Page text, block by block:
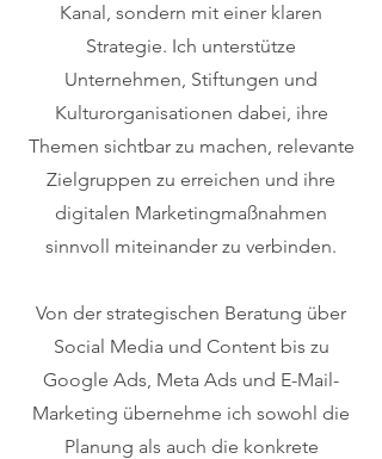
Kanal, sondern mit einer klaren
Strategie. Ich unterstütze
Unternehmen, Stiftungen und
Kulturorganisationen dabei, ihre
Themen sichtbar zu machen, relevante
Zielgruppen zu erreichen und ihre
digitalen Marketingmaßnahmen
sinnvoll miteinander zu verbinden.
Von der strategischen Beratung über
Social Media und Content bis zu
Google Ads, Meta Ads und E-Mail-
Marketing übernehme ich sowohl die
Planung als auch die konkrete